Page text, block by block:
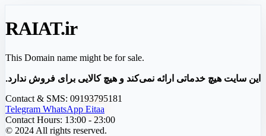
RAIAT.ir
This Domain name might be for sale.
این سایت هیچ خدماتی ارائه نمی‌کند و هیچ کالایی برای فروش ندارد.
Contact & SMS: 09193795181
Telegram WhatsApp Eitaa
Contact Hours: 13:00 - 23:00
© 2024 All rights reserved.